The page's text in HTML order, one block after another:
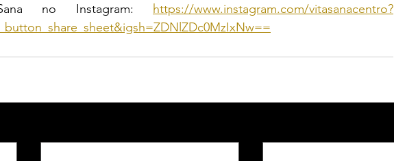
no Instagram: https://www.instagram.com/vitasanacentro?